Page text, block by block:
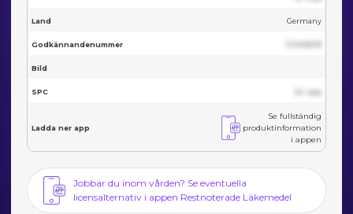
Land Germany
Godkännandenummer
Bild
SPC Se i app
Ladda ner app
Se fullständig
produktinformation
i appen
Jobbar du inom vården? Se eventuella
licensalternativ i appen Restnoterade Läkemedel